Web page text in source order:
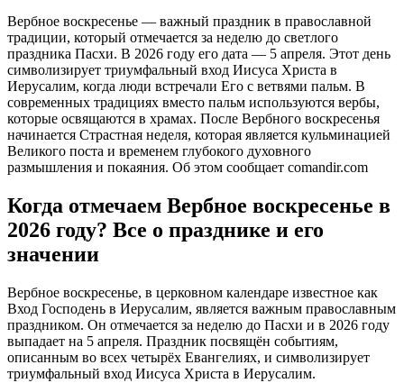
Вербное воскресенье — важный праздник в православной
традиции, который отмечается за неделю до светлого
праздника Пасхи. В 2026 году его дата — 5 апреля. Этот день
символизирует триумфальный вход Иисуса Христа в
Иерусалим, когда люди встречали Его с ветвями пальм. В
современных традициях вместо пальм используются вербы,
которые освящаются в храмах. После Вербного воскресенья
начинается Страстная неделя, которая является кульминацией
Великого поста и временем глубокого духовного
размышления и покаяния. Об этом сообщает comandir.com
Когда отмечаем Вербное воскресенье в
2026 году? Все о празднике и его
значении
Вербное воскресенье, в церковном календаре известное как
Вход Господень в Иерусалим, является важным православным
праздником. Он отмечается за неделю до Пасхи и в 2026 году
выпадает на 5 апреля. Праздник посвящён событиям,
описанным во всех четырёх Евангелиях, и символизирует
триумфальный вход Иисуса Христа в Иерусалим.